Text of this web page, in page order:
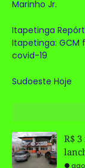
Marinho Jr.
Itapetinga
Itapetinga: GCM
covid-19
Sudoeste Hoje
R$